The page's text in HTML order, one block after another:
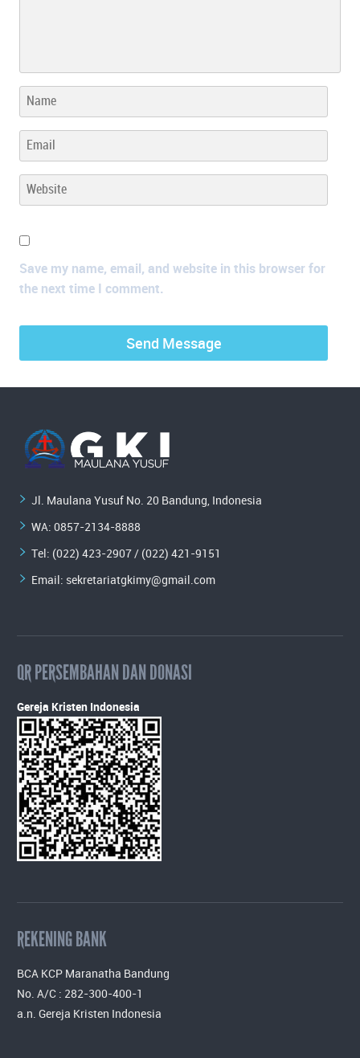
Save my name, email, and website in this browser for
the next time I comment.
Jl. Maulana Yusuf No. 20 Bandung, Indonesia
WA: 0857-2134-8888
Tel: (022) 423-2907 / (022) 421-9151
Email: sekretariatgkimy@gmail.com
QR PERSEMBAHAN DAN DONASI
Gereja Kristen Indonesia
REKENING BANK
BCA KCP Maranatha Bandung
No. A/C : 282-300-400-1
a.n. Gereja Kristen Indonesia